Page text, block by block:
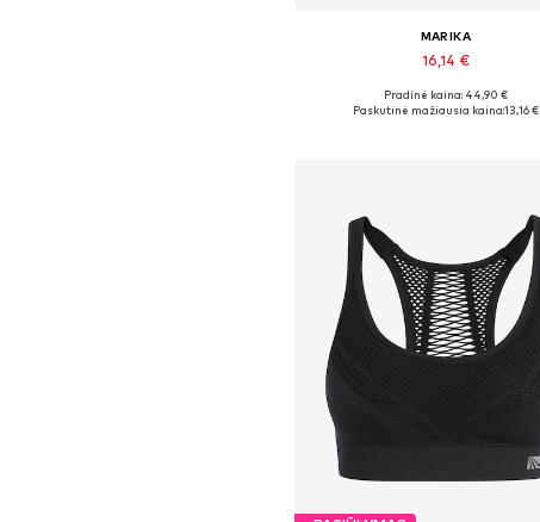
MARIKA
16,14 €
Galimi dydžiai: XS, S, M, L
Pradinė kaina: 44,90 €
Paskutinė mažiausia kaina:13,16 €